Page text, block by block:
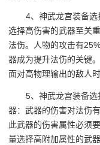
4、神武龙宫装备选
选择高伤害的武器至关
法伤。人物的攻击有
器成为提升法伤的关键
面对高物理输出的敌人时
5、神武龙宫装备
器：武器的伤害对法伤
此武器的伤害属性必须
量选择高附加属性的武